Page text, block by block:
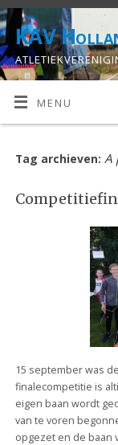
KAV
MENU
Tag archieven: A
15 september was
finalecompetitie is
eigen baan wordt
van te voren
opgezet en de baan